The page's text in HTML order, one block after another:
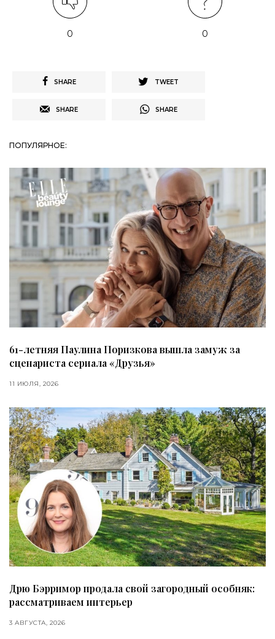
0 0
SHARE TWEET
SHARE SHARE
ПОПУЛЯРНОЕ:
61-летняя Паулина Поризкова вышла замуж за
сценариста сериала «Друзья»
11 ИЮЛЯ, 2026
Дрю Бэрримор продала свой загородный особняк:
рассматриваем интерьер
3 АВГУСТА, 2026